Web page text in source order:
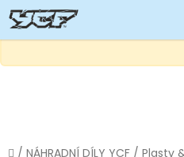
Domů
/ NÁHRADNÍ DÍLY YCF / Plasty